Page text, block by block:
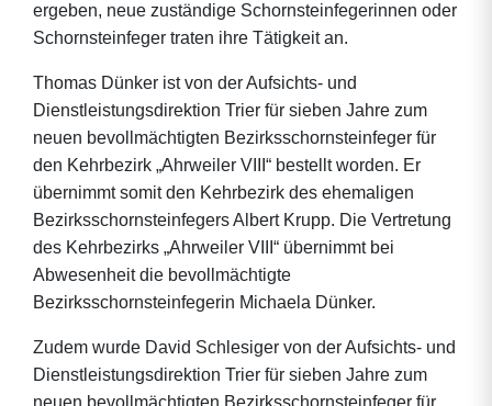
ergeben, neue zuständige Schornsteinfegerinnen oder
Schornsteinfeger traten ihre Tätigkeit an.
Thomas Dünker ist von der Aufsichts- und
Dienstleistungsdirektion Trier für sieben Jahre zum
neuen bevollmächtigten Bezirksschornsteinfeger für
den Kehrbezirk „Ahrweiler VIII“ bestellt worden. Er
übernimmt somit den Kehrbezirk des ehemaligen
Bezirksschornsteinfegers Albert Krupp. Die Vertretung
des Kehrbezirks „Ahrweiler VIII“ übernimmt bei
Abwesenheit die bevollmächtigte
Bezirksschornsteinfegerin Michaela Dünker.
Zudem wurde David Schlesiger von der Aufsichts- und
Dienstleistungsdirektion Trier für sieben Jahre zum
neuen bevollmächtigten Bezirksschornsteinfeger für